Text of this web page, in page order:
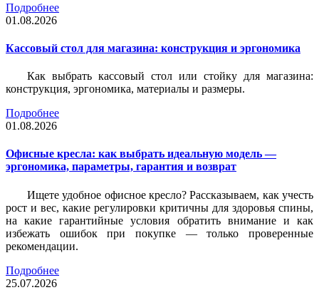
Подробнее
01.08.2026
Кассовый стол для магазина: конструкция и эргономика
Как выбрать кассовый стол или стойку для магазина:
конструкция, эргономика, материалы и размеры.
Подробнее
01.08.2026
Офисные кресла: как выбрать идеальную модель —
эргономика, параметры, гарантия и возврат
Ищете удобное офисное кресло? Рассказываем, как учесть
рост и вес, какие регулировки критичны для здоровья спины,
на какие гарантийные условия обратить внимание и как
избежать ошибок при покупке — только проверенные
рекомендации.
Подробнее
25.07.2026